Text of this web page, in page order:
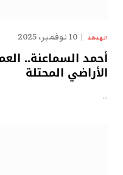
الهدهد 10 نوفمبر، 2025
أحمد السماعنة..
الأراضي المحتلة
…